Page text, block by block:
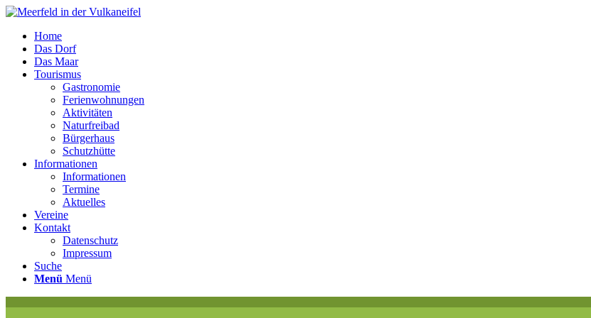
Home
Das Dorf
Das Maar
Tourismus
Gastronomie
Ferienwohnungen
Aktivitäten
Naturfreibad
Bürgerhaus
Schutzhütte
Informationen
Informationen
Termine
Aktuelles
Vereine
Kontakt
Datenschutz
Impressum
Suche
Menü Menü